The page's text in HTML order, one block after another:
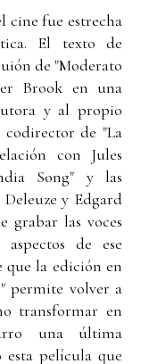
cine fue estrecha
El texto de
de "Moderato
Brook en una
y al propio
de "La
con Jules
Song" y las
y Edgard
grabar las voces
de ese
que la edición en
permite volver a
transformar en
una última
esta película que